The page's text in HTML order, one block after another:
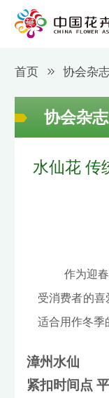
首页 协会杂
协会杂志
水仙花 传
作为迎
受消费者的
适合用作冬季
漳州水仙
紧扣时间点